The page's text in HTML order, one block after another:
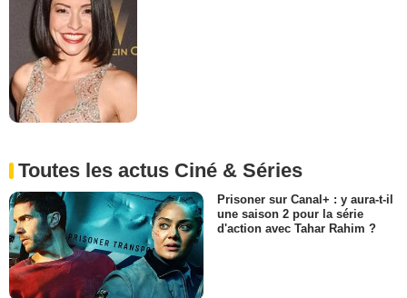
Toutes les actus Ciné & Séries
Prisoner sur Canal+ : y aura-t-il
une saison 2 pour la série
d'action avec Tahar Rahim ?